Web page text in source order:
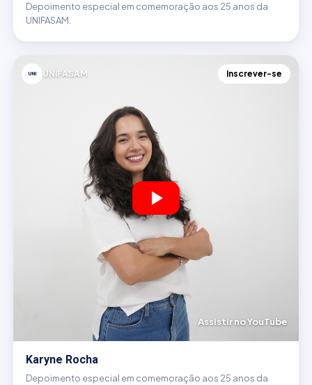
Depoimento especial em comemoração aos 25 anos da
UNIFASAM.
UNI UNIFASAM Inscrever-se
Assistir no YouTube
Karyne Rocha
Depoimento especial em comemoração aos 25 anos da